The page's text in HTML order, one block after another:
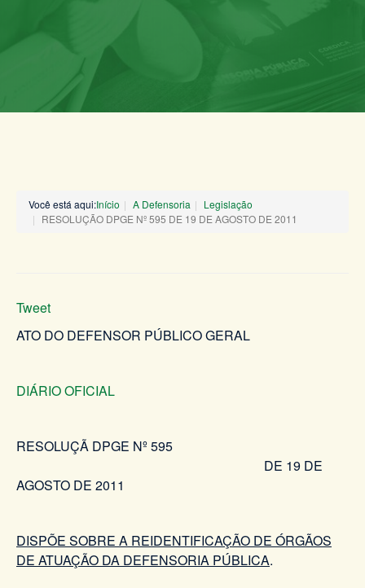
Você está aqui:Início A Defensoria
Legislação
RESOLUÇÃO DPGE Nº 595 DE 19 DE AGOSTO DE 2011
Tweet
ATO DO DEFENSOR PÚBLICO GERAL
DIÁRIO OFICIAL
RESOLUÇÃ DPGE Nº 595
DE 19 DE
AGOSTO DE 2011
DISPÕE SOBRE A REIDENTIFICAÇÃO DE ÓRGÃOS
DE ATUAÇÃO DA DEFENSORIA PÚBLICA.